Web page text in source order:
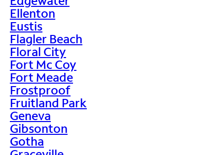
Ellenton
Eustis
Flagler Beach
Floral City
Fort Mc Coy
Fort Meade
Frostproof
Fruitland Park
Geneva
Gibsonton
Gotha